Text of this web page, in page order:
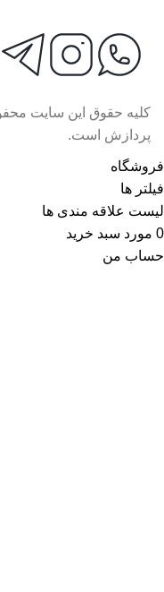
کلیه حقوق این سایت
پردازش است.
فروشگاه
فیلتر ها
لیست علاقه مندی ها
0 مورد سبد خرید
حساب من